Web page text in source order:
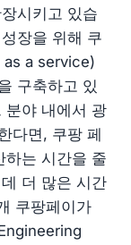
시키고 있습
장을 위해 쿠
as a service)
구축하고 있
분야 내에서 광
다면, 쿠팡 페
하는 시간을 줄
더 많은 시간
쿠팡페이가